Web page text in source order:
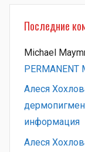
Последние
Michael
PERMANENT
Алеся
информация
Алеся